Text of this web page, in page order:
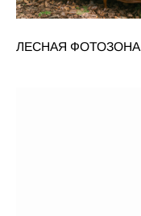
ЛЕСНАЯ ФОТОЗОНА